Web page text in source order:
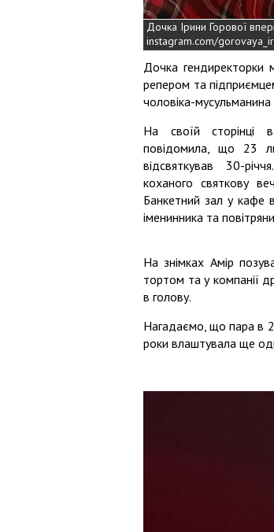
Дочка Ірини Горової
instagram.com/
Дочка гендиректорки
репером та
чоловіка-мусульманина
На своїй сторінці в
повідомила, що 23
відсвяткував 30-
коханого святкову
Банкетний зал у кафе
іменинника та
На знімках Амір
тортом та у компанії
в голову.
Нагадаємо, що пара в
роки влаштувала ще